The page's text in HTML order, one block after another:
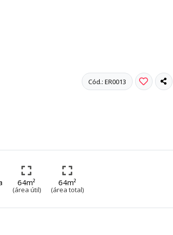
Cód.: ER0013
64m²
(área útil)
64m²
(área total)